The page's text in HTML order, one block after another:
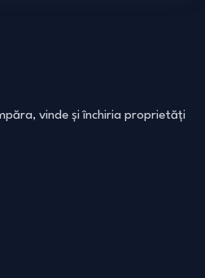
vinde și închiria proprietăți